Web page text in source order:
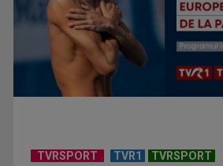
Relațiile româno-poloneze, o prietenie
TVRSPORT TVR1 TVRSPORT